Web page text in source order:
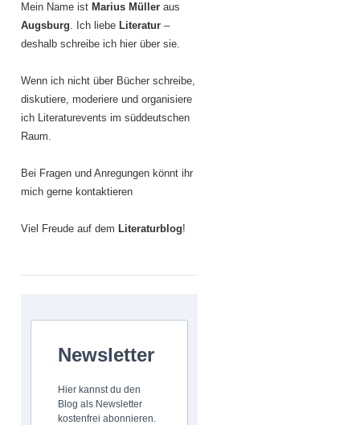
Mein Name ist Marius Müller aus
Augsburg. Ich liebe Literatur –
deshalb schreibe ich hier über sie.
Wenn ich nicht über Bücher schreibe,
diskutiere, moderiere und organisiere
ich Literaturevents im süddeutschen
Raum.
Bei Fragen und Anregungen könnt ihr
mich gerne kontaktieren
Viel Freude auf dem Literaturblog!
Newsletter
Hier kannst du den
Blog als Newsletter
kostenfrei abonnieren.